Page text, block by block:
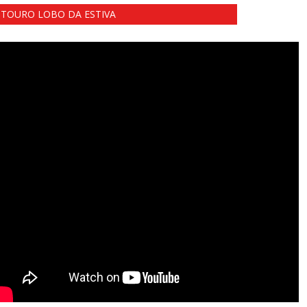
TOURO LOBO DA ESTIVA